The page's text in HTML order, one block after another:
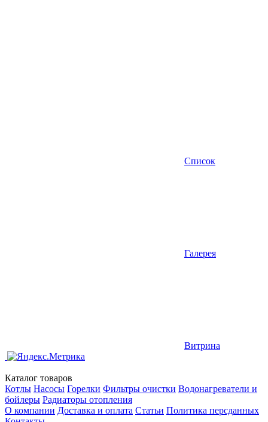
Список
Галерея
Витрина
Каталог товаров
Котлы Насосы Горелки Фильтры очистки Водонагреватели и
бойлеры Радиаторы отопления
О компании Доставка и оплата Статьи Политика персданных